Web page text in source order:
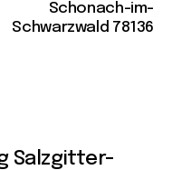
Schonach-im-
Schwarzwald 78136
Salzgitter-